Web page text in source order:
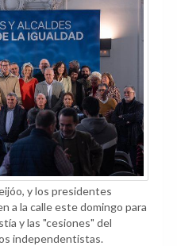
y los presidentes
a la calle este domingo para
y las "cesiones" del
independentistas.